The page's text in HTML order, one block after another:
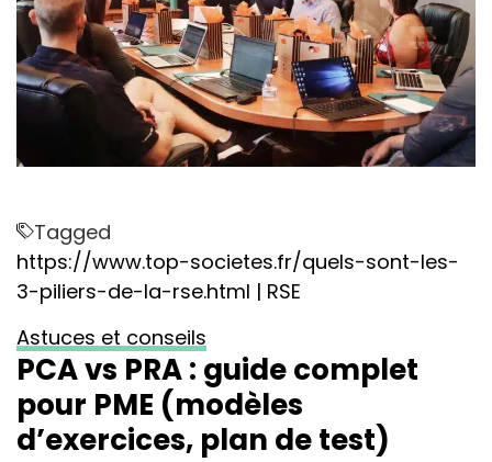
Tagged
https://www.top-societes.fr/quels-sont-les-
3-piliers-de-la-rse.html | RSE
Astuces et conseils
PCA vs PRA : guide complet
pour PME (modèles
d’exercices, plan de test)